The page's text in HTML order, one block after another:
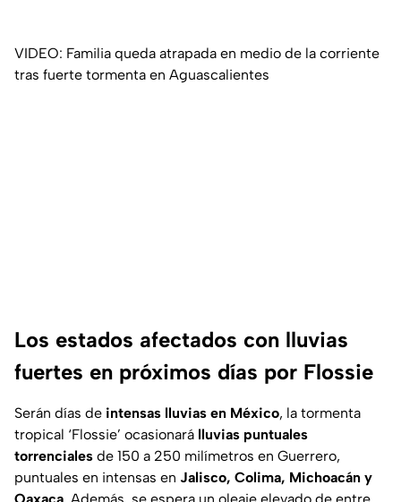
VIDEO: Familia queda atrapada en medio de la corriente
tras fuerte tormenta en Aguascalientes
Los estados afectados con lluvias
fuertes en próximos días por Flossie
Serán días de intensas lluvias en México, la tormenta
tropical ‘Flossie’ ocasionará lluvias puntuales
torrenciales de 150 a 250 milímetros en Guerrero,
puntuales en intensas en Jalisco, Colima, Michoacán y